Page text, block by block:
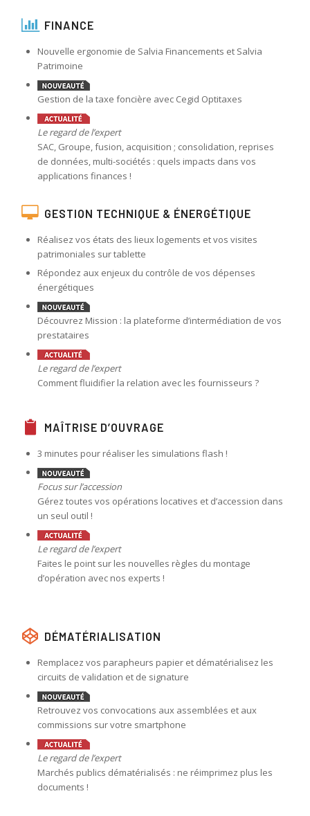
FINANCE
Nouvelle ergonomie de Salvia Financements et Salvia
Patrimoine
Gestion de la taxe foncière avec Cegid Optitaxes
Le regard de l’expert
SAC, Groupe, fusion, acquisition ; consolidation, reprises
de données, multi-sociétés : quels impacts dans vos
applications finances !
GESTION TECHNIQUE & ÉNERGÉTIQUE
Réalisez vos états des lieux logements et vos visites
patrimoniales sur tablette
Répondez aux enjeux du contrôle de vos dépenses
énergétiques
Découvrez Mission : la plateforme d’intermédiation de vos
prestataires
Le regard de l’expert
Comment fluidifier la relation avec les fournisseurs ?
MAÎTRISE D’OUVRAGE
3 minutes pour réaliser les simulations flash !
Focus sur l’accession
Gérez toutes vos opérations locatives et d’accession dans
un seul outil !
Le regard de l’expert
Faites le point sur les nouvelles règles du montage
d’opération avec nos experts !
DÉMATÉRIALISATION
Remplacez vos parapheurs papier et dématérialisez les
circuits de validation et de signature
Retrouvez vos convocations aux assemblées et aux
commissions sur votre smartphone
Le regard de l’expert
Marchés publics dématérialisés : ne réimprimez plus les
documents !